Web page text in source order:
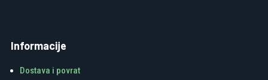
Informacije
Dostava i povrat